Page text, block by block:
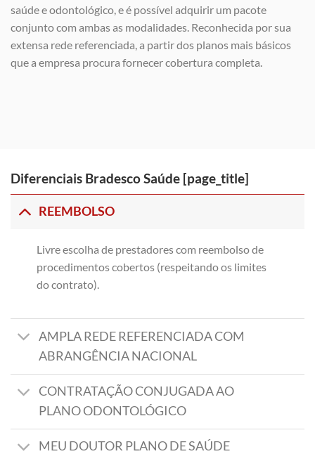
saúde e odontológico, e é possível adquirir um pacote
conjunto com ambas as modalidades. Reconhecida por sua
extensa rede referenciada, a partir dos planos mais básicos
que a empresa procura fornecer cobertura completa.
Diferenciais Bradesco Saúde [page_title]
REEMBOLSO
Livre escolha de prestadores com reembolso de
procedimentos cobertos (respeitando os limites
do contrato).
AMPLA REDE REFERENCIADA COM
ABRANGÊNCIA NACIONAL
CONTRATAÇÃO CONJUGADA AO
PLANO ODONTOLÓGICO
MEU DOUTOR PLANO DE SAÚDE